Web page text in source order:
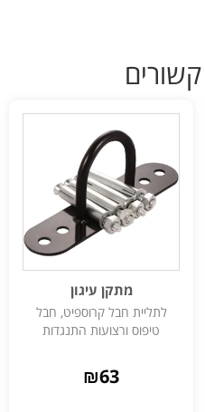
מתקן עיגון
לתליית חבל קרוספיט, חבל
טיפוס ורצועות התנגדות
₪63